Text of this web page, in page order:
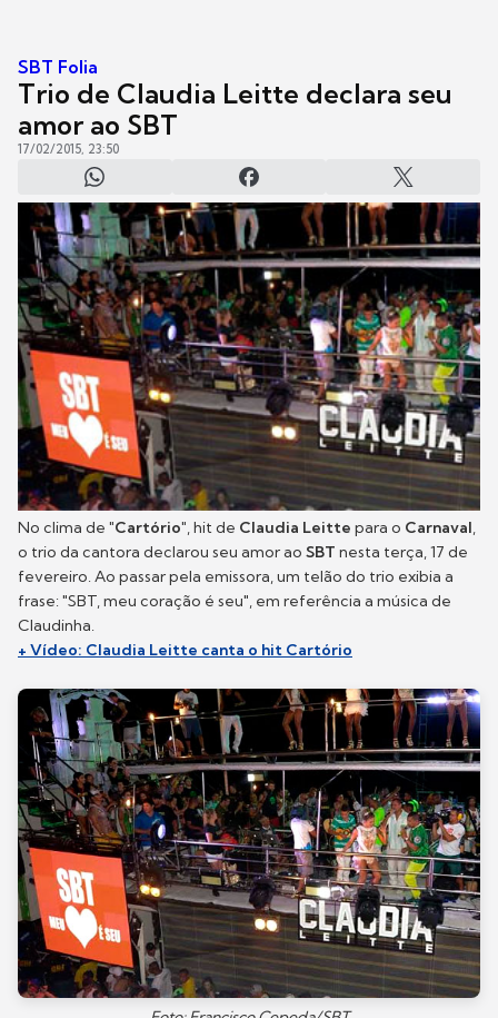
SBT Folia
Trio de Claudia Leitte declara seu
amor ao SBT
17/02/2015, 23:50
No clima de "Cartório", hit de Claudia Leitte para o Carnaval,
o trio da cantora declarou seu amor ao SBT nesta terça, 17 de
fevereiro. Ao passar pela emissora, um telão do trio exibia a
frase: "SBT, meu coração é seu", em referência a música de
Claudinha.
+ Vídeo: Claudia Leitte canta o hit Cartório